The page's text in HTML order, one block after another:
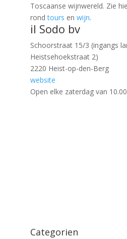
Toscaanse wijnwereld. Zie
rondtours en wijn.
il Sodo bv
Schoorstraat 15/3 (ingangs
Heistsehoekstraat 2)
2220 Heist-op-den-Berg
website
Open elke zaterdag van
Categorien